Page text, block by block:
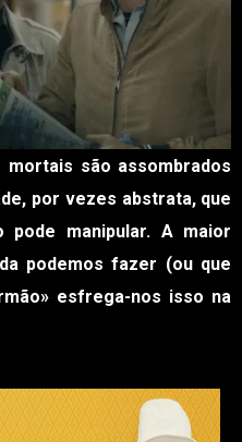
por vezes abstrata, que
manipular. A maior
podemos fazer (ou que
esfrega-nos isso na